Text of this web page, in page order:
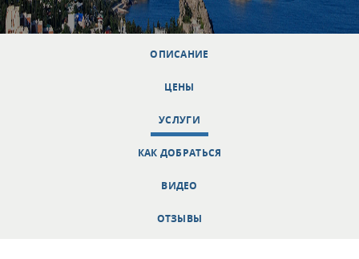
ОПИСАНИЕ
ЦЕНЫ
УСЛУГИ
КАК ДОБРАТЬСЯ
ВИДЕО
ОТЗЫВЫ